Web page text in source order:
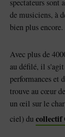
spectateurs sont
de musiciens, à
bien plus encore.
Avec plus de
au défilé, il
performances et
trouve au cœur
un œil sur le char
ciel) du collectif